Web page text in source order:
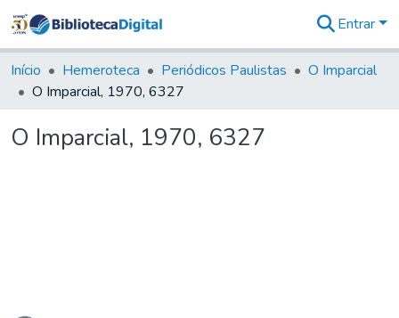
&
Coleções
Tudo na
Digital
Entrar
Início Hemeroteca Periódicos Paulistas
O Imparcial
O Imparcial, 1970, 6327
O Imparcial, 1970, 6327